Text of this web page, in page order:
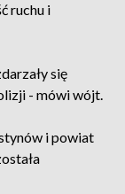
ruchu i
się
- mówi wójt.
i powiat